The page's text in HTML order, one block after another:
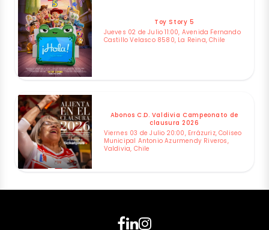
Toy Story 5
Jueves 02 de Julio 11:00, Avenida Fernando
Castillo Velasco 8580, La Reina, Chile
Abonos C.D. Valdivia Campeonato de
clausura 2026
Viernes 03 de Julio 20:00, Errázuriz, Coliseo
Municipal Antonio Azurmendy Riveros,
Valdivia, Chile